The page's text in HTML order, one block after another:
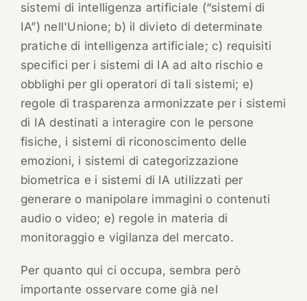
sistemi di intelligenza artificiale (“sistemi di
IA”) nell'Unione; b) il divieto di determinate
pratiche di intelligenza artificiale; c) requisiti
specifici per i sistemi di IA ad alto rischio e
obblighi per gli operatori di tali sistemi; e)
regole di trasparenza armonizzate per i sistemi
di IA destinati a interagire con le persone
fisiche, i sistemi di riconoscimento delle
emozioni, i sistemi di categorizzazione
biometrica e i sistemi di IA utilizzati per
generare o manipolare immagini o contenuti
audio o video; e) regole in materia di
monitoraggio e vigilanza del mercato.
Per quanto qui ci occupa, sembra però
importante osservare come già nel